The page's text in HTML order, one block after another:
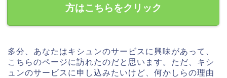
方はこちらをクリック
多分、あなたはキシュンのサービスに興味があって、
こちらのページに訪れたのだと思います。ただ、キシ
ュンのサービスに申し込みたいけど、何かしらの理由